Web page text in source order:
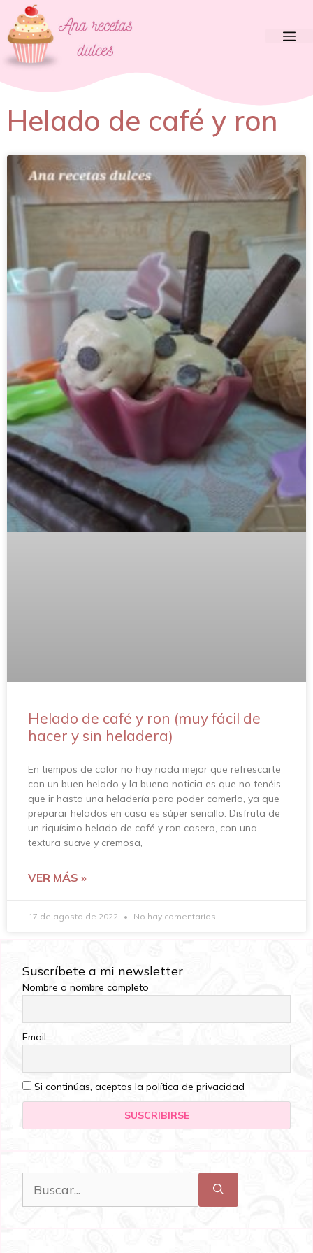
Helado de café y ron
Helado de café y ron (muy fácil de
hacer y sin heladera)
En tiempos de calor no hay nada mejor que refrescarte
con un buen helado y la buena noticia es que no tenéis
que ir hasta una heladería para poder comerlo, ya que
preparar helados en casa es súper sencillo. Disfruta de
un riquísimo helado de café y ron casero, con una
textura suave y cremosa,
VER MÁS »
17 de agosto de 2022 No hay comentarios
Suscríbete a mi newsletter
Nombre o nombre completo
Email
Si continúas, aceptas la política de privacidad